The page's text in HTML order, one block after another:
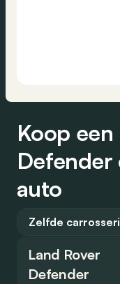
Koop een
auto
Zelfde
Land Rover
Defender